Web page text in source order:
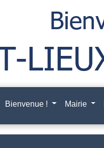
Bienvenue ! Mairie